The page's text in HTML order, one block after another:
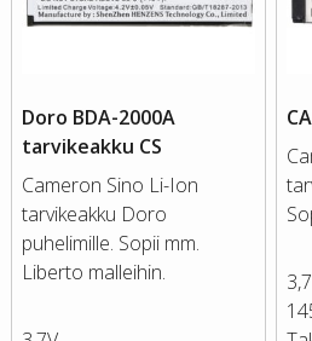
Doro BDA-2000A
tarvikeakku CS
Cameron Sino Li-Ion
tarvikeakku Doro
puhelimille. Sopii mm.
Liberto malleihin.